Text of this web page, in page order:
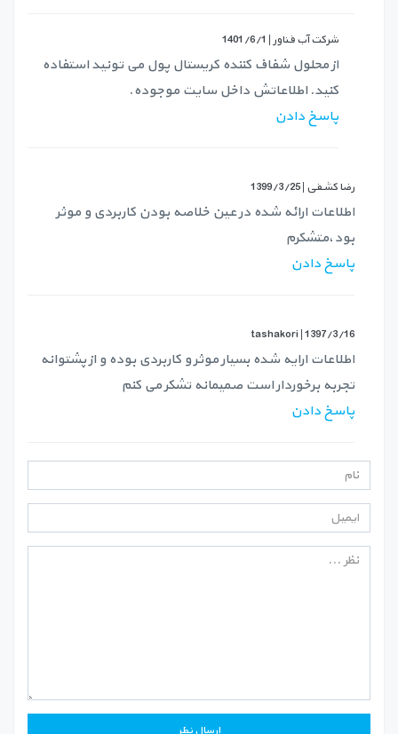
شرکت آب فناور | 1401/6/1
از محلول شفاف کننده کریستال پول می تونید استفاده
کنید. اطلاعاتش داخل سایت موجوده.
پاسخ دادن
رضا کشفی |1399/3/25
اطلاعات ارائه شده در عین خلاصه بودن کاربردی و موثر
بود،متشکرم
پاسخ دادن
tashakori |1397/3/16
اطلاعات ارایه شده بسیار موثر و کاربردی بوده و از پشتوانه
تجربه برخوردار است صمیمانه تشکر می کنم
پاسخ دادن